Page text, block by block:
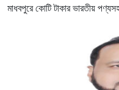
মাধবপুরে কোটি টাকার ভারতীয়